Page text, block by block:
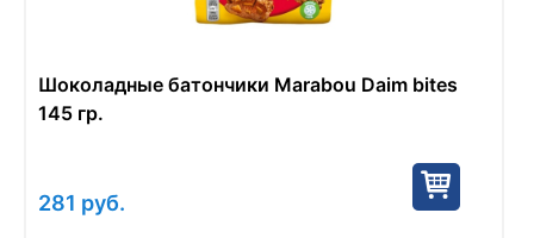
Шоколадные батончики Marabou Daim bites
145 гр.
281 руб.